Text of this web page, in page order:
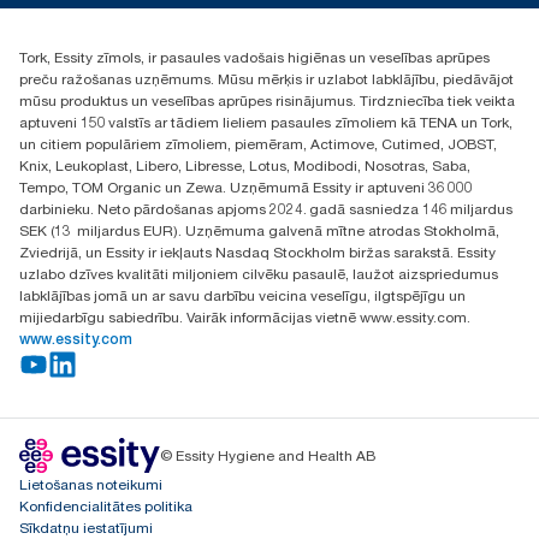
+371 29141799
Atrast izplatītāju
Ulbrokas street 19A
Riga, Latvija
LV-1028
Tork, Essity zīmols, ir pasaules vadošais higiēnas un veselības aprūpes
preču ražošanas uzņēmums. Mūsu mērķis ir uzlabot labklājību, piedāvājot
mūsu produktus un veselības aprūpes risinājumus. Tirdzniecība tiek veikta
aptuveni 150 valstīs ar tādiem lieliem pasaules zīmoliem kā TENA un Tork,
un citiem populāriem zīmoliem, piemēram, Actimove, Cutimed, JOBST,
Knix, Leukoplast, Libero, Libresse, Lotus, Modibodi, Nosotras, Saba,
Tempo, TOM Organic un Zewa. Uzņēmumā Essity ir aptuveni 36 000
darbinieku. Neto pārdošanas apjoms 2024. gadā sasniedza 146 miljardus
SEK (13 miljardus EUR). Uzņēmuma galvenā mītne atrodas Stokholmā,
Zviedrijā, un Essity ir iekļauts Nasdaq Stockholm biržas sarakstā. Essity
uzlabo dzīves kvalitāti miljoniem cilvēku pasaulē, laužot aizspriedumus
labklājības jomā un ar savu darbību veicina veselīgu, ilgtspējīgu un
mijiedarbīgu sabiedrību. Vairāk informācijas vietnē www.essity.com.
www.essity.com
© Essity Hygiene and Health AB
Lietošanas noteikumi
Konfidencialitātes politika
Sīkdatņu iestatījumi